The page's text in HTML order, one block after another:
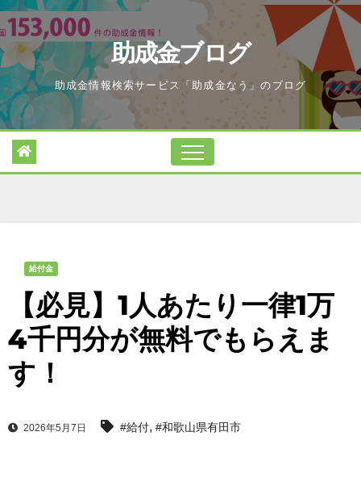
Skip
to
content
助成金ブログ
助成金情報検索サービス「助成金なう」のブログ
給付金
【必見】1人あたり一律1万
4千円分が無料でもらえま
す！
2026年5月7日 #給付, #和歌山県有田市